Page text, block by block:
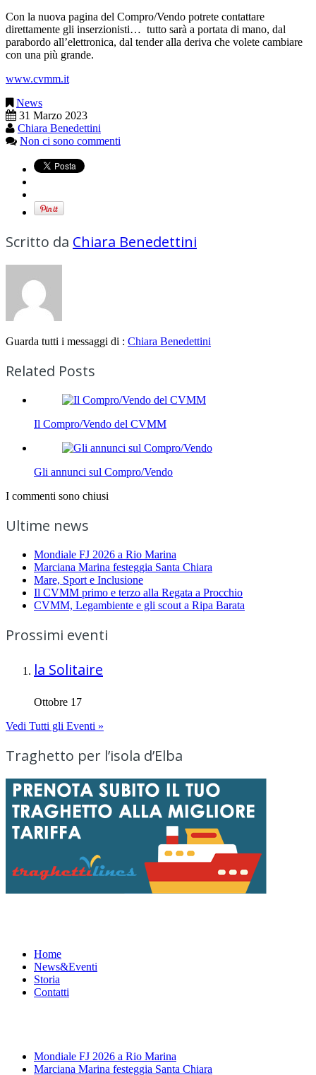
Con la nuova pagina del Compro/Vendo potrete contattare
direttamente gli inserzionisti… tutto sarà a portata di mano, dal
parabordo all’elettronica, dal tender alla deriva che volete cambiare
con una più grande.
www.cvmm.it
News
31 Marzo 2023
Chiara Benedettini
Non ci sono commenti
Scritto da Chiara Benedettini
Guarda tutti i messaggi di : Chiara Benedettini
Related Posts
Il Compro/Vendo del CVMM
Gli annunci sul Compro/Vendo
I commenti sono chiusi
Ultime news
Mondiale FJ 2026 a Rio Marina
Marciana Marina festeggia Santa Chiara
Mare, Sport e Inclusione
Il CVMM primo e terzo alla Regata a Procchio
CVMM, Legambiente e gli scout a Ripa Barata
Prossimi eventi
la Solitaire
Ottobre 17
Vedi Tutti gli Eventi »
Traghetto per l’isola d’Elba
Home
News&Eventi
Storia
Contatti
Mondiale FJ 2026 a Rio Marina
Marciana Marina festeggia Santa Chiara